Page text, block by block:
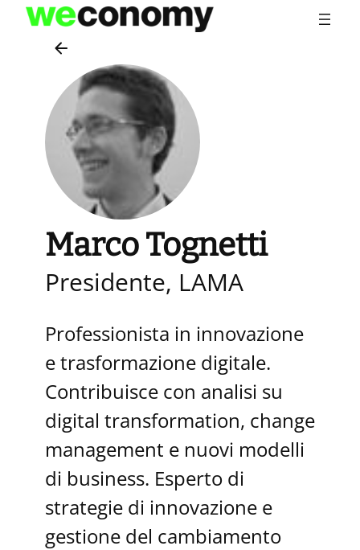
Vai
Marco Tognetti
Presidente, LAMA
Professionista in innovazione
e trasformazione digitale.
Contribuisce con analisi su
digital transformation, change
management e nuovi modelli
di business. Esperto di
strategie di innovazione e
gestione del cambiamento